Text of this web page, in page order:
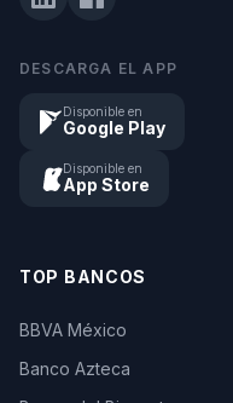
DESCARGA EL APP
Disponible en
Google Play
Disponible en
App Store
TOP BANCOS
BBVA México
Banco Azteca